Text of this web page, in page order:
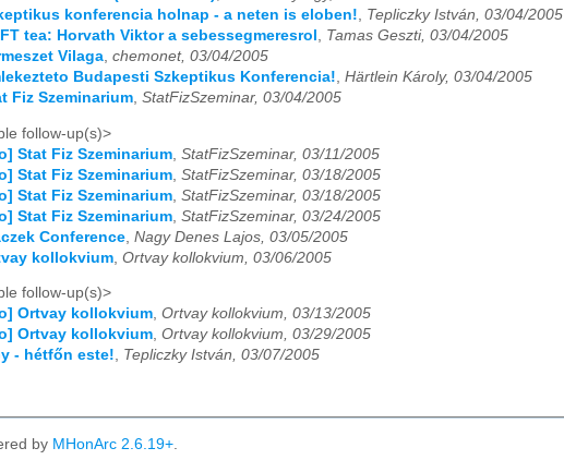
04 05 06 07 08 09 10 11 12
04 05 06 07 08 09 10 11 12
04 05 06 07
04 05 06 07 08 09 10 11 12
04 05 06 07 08 09 10 11 12
04 05 06 07 08 09 10 11 12
04 05 06 07 08 09 10 11 12
04 05 06 07 08 09 10 11 12
konferencia holnap - a neten is eloben!, Tepliczky István, 03/04/2005
tea: Horvath Viktor a sebessegmeresrol , Tamas Geszti, 03/04/2005
Vilaga, chemonet, 03/04/2005
Budapesti Szkeptikus Konferencia!, Härtlein Károly, 03/04/2005
Fiz Szeminarium, StatFizSzeminar, 03/04/2005
follow-up(s)>
Stat Fiz Szeminarium StatFizSzeminar, 03/11/2005
Stat Fiz Szeminarium StatFizSzeminar, 03/18/2005
Stat Fiz Szeminarium StatFizSzeminar, 03/18/2005
Stat Fiz Szeminarium StatFizSzeminar, 03/24/2005
Conference Nagy Denes Lajos, 03/05/2005
kollokvium Ortvay kollokvium, 03/06/2005
follow-up(s)>
Ortvay kollokvium, Ortvay kollokvium, 03/13/2005
Ortvay kollokvium, Ortvay kollokvium, 03/29/2005
- hétfőn este!, Tepliczky István, 03/07/2005
by MHonArc 2.6.19+.